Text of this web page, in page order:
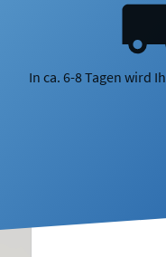
In ca. 6-8 Tagen wird